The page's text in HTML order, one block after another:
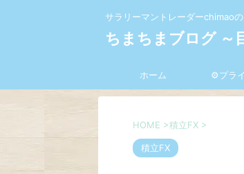
サラリーマントレーダーchimao
ちまちまブログ ～
ホーム ⚙プラ
HOME >積立FX >
積立FX